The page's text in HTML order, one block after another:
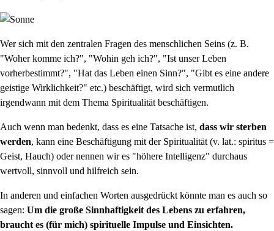
Wer sich mit den zentralen Fragen des menschlichen Seins (z. B.
"Woher komme ich?", "Wohin geh ich?", "Ist unser Leben
vorherbestimmt?", "Hat das Leben einen Sinn?", "Gibt es eine andere
geistige Wirklichkeit?" etc.) beschäftigt, wird sich vermutlich
irgendwann mit dem Thema Spiritualität beschäftigen.
Auch wenn man bedenkt, dass es eine Tatsache ist, dass wir sterben
werden, kann eine Beschäftigung mit der Spiritualität (v. lat.: spiritus =
Geist, Hauch) oder nennen wir es "höhere Intelligenz" durchaus
wertvoll, sinnvoll und hilfreich sein.
In anderen und einfachen Worten ausgedrückt könnte man es auch so
sagen: Um die große Sinnhaftigkeit des Lebens zu erfahren,
braucht es (für mich) spirituelle Impulse und Einsichten.